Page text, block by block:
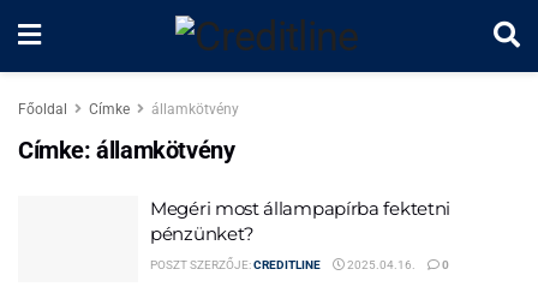
Főoldal Címke államkötvény
Címke:államkötvény
Megéri most állampapírba fektetni
pénzünket?
POSZT SZERZŐJE:CREDITLINE 2025.04.16. 0